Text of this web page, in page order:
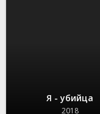
Я - убийца
2018